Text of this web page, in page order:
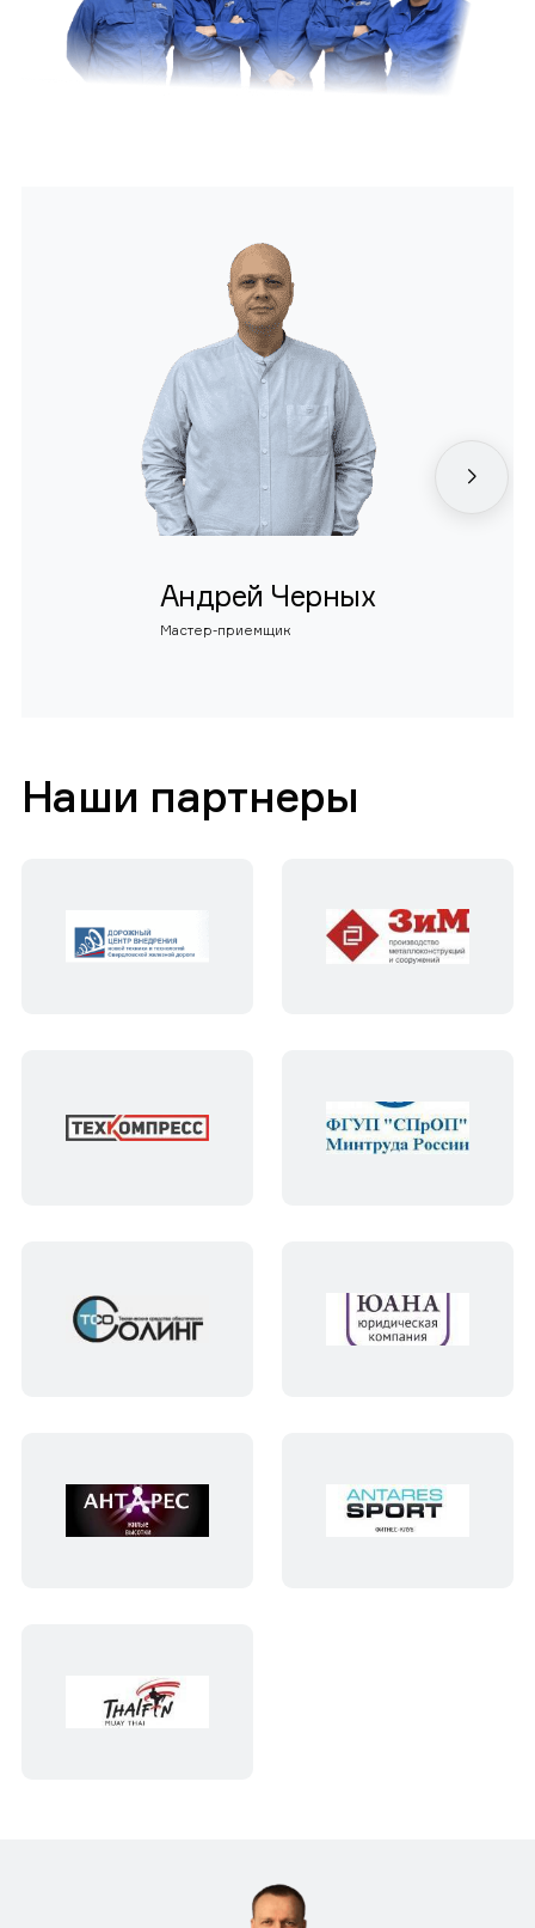
Андрей Черных
Мастер-приемщик
Наши партнеры